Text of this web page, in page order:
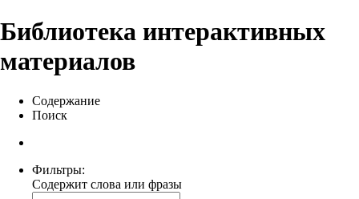
Библиотека интерактивных
материалов
Содержание
Поиск
Фильтры:
Содержит слова или фразы